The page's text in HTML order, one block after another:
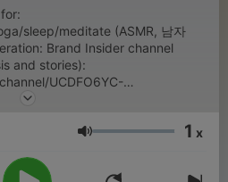
sleep/meditate (ASMR, 남자
and stories):
UCDFO6YC-
Volume 1 x